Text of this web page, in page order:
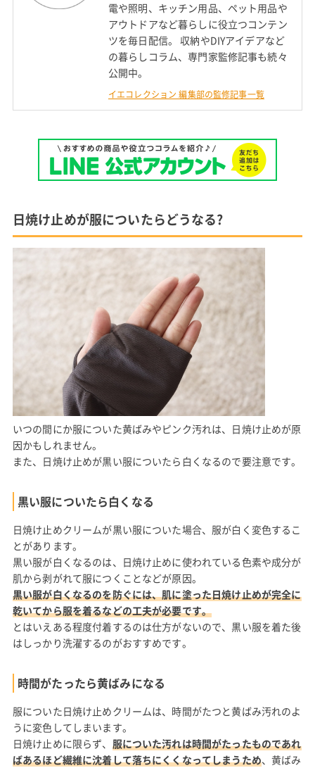
電や照明、キッチン用品、ペット用品や
アウトドアなど暮らしに役立つコンテン
ツを毎日配信。 収納やDIYアイデアなど
の暮らしコラム、専門家監修記事も続々
公開中。
イエコレクション 編集部の監修記事一覧
日焼け止めが服についたらどうなる?
いつの間にか服についた黄ばみやピンク汚れは、日焼け止めが原
因かもしれません。
また、日焼け止めが黒い服についたら白くなるので要注意です。
黒い服についたら白くなる
日焼け止めクリームが黒い服についた場合、服が白く変色するこ
とがあります。
黒い服が白くなるのは、日焼け止めに使われている色素や成分が
肌から剥がれて服につくことなどが原因。
黒い服が白くなるのを防ぐには、肌に塗った日焼け止めが完全に
乾いてから服を着るなどの工夫が必要です。
とはいえある程度付着するのは仕方がないので、黒い服を着た後
はしっかり洗濯するのがおすすめです。
時間がたったら黄ばみになる
服についた日焼け止めクリームは、時間がたつと黄ばみ汚れのよ
うに変色してしまいます。
日焼け止めに限らず、 服についた汚れは時間がたったものであれ
ばあるほど繊維に沈着して落ちにくくなってしまうため、黄ばみ